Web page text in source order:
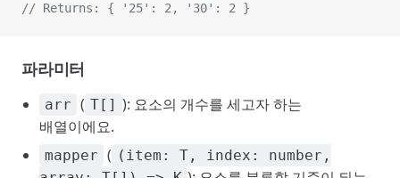
// Returns: { '25': 2, '30': 2 }
파라미터
arr ( T[] ): 요소의 개수를 세고자 하는
배열이에요.
mapper ( (item: T, index: number,